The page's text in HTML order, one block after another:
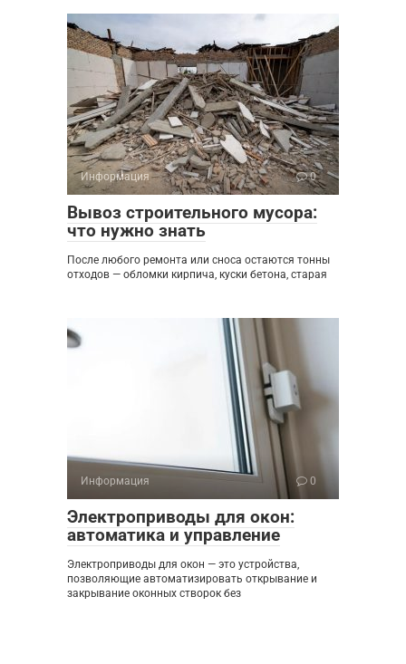
Информация 0
Вывоз строительного мусора:
что нужно знать
После любого ремонта или сноса остаются тонны
отходов — обломки кирпича, куски бетона, старая
Информация 0
Электроприводы для окон:
автоматика и управление
Электроприводы для окон — это устройства,
позволяющие автоматизировать открывание и
закрывание оконных створок без